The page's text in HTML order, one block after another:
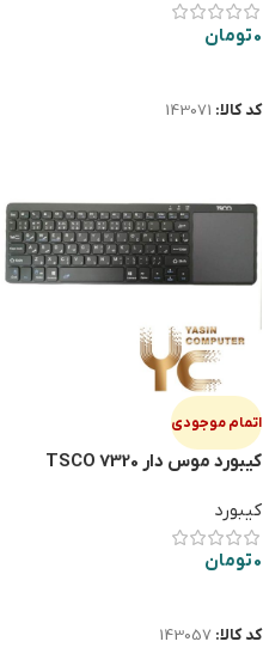
0تومان
کد کالا: 143071
اتمام موجودی
کیبورد موس دار TSCO 7320
کیبورد
0تومان
کد کالا: 143057